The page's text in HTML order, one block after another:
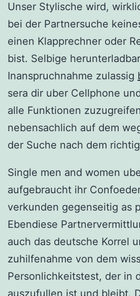
Unser Stylische wird,
bei der Partnersuche
einen Klapprechner oder
bist. Selbige
Inanspruchnahme zulassig
sera dir uber Cellphone
alle Funktionen
nebensachlich auf dem
der Suche nach dem
Single men and women
aufgebraucht ihr
verkunden gegenseitig as
Ebendiese
auch das deutsche Korrel
zuhilfenahme von dem
Personlichkeitstest, der in